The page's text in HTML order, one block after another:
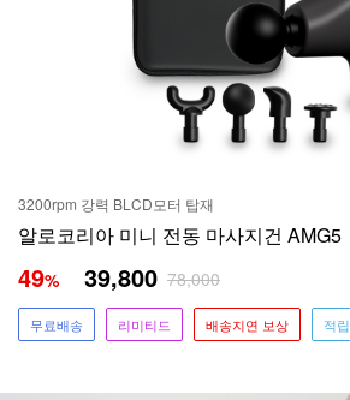
3200rpm 강력 BLCD모터 탑재
알로코리아 미니 전동 마사지건 AMG5
49% 39,800 78,000
무료배송 리미티드 배송지연 보상 적립